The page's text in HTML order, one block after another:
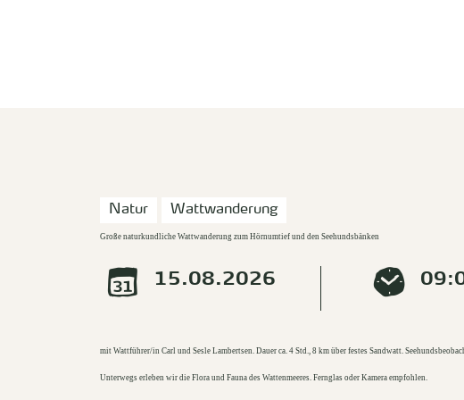
Natur Wattwanderung
Große naturkundliche Wattwanderung zum Hörnumtief und den Seehundsbänken
15.08.2026
mit Wattführer/in Carl und Sesle Lambertsen. Dauer ca. 4 Std., 8 km über festes Sandwatt.
Unterwegs erleben wir die Flora und Fauna des Wattenmeeres. Fernglas oder Kamera empfohlen.